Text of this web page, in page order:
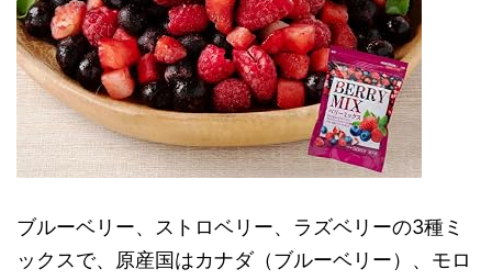
ブルーベリー、ストロベリー、ラズベリーの3種ミ
ックスで、原産国はカナダ（ブルーベリー）、モロ